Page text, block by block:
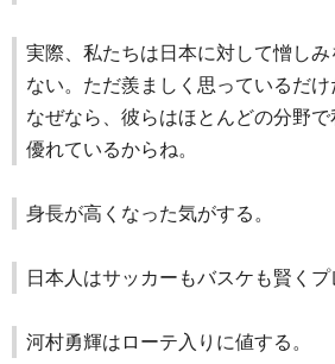
実際、私たちは日本に対して憎し
ない。ただ羨ましく思っているだけ
なぜなら、彼らはほとんどの分野
優れているからね。
身長が高くなった気がする。
日本人はサッカーもバスケも賢くプ
河村勇輝はローテ入りに値する。